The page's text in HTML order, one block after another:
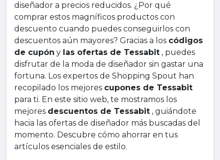
diseñador a precios reducidos. ¿Por qué
comprar estos magníficos productos con
descuento cuando puedes conseguirlos con
descuentos aún mayores? Gracias a los códigos
de cupón y las ofertas de Tessabit , puedes
disfrutar de la moda de diseñador sin gastar una
fortuna. Los expertos de Shopping Spout han
recopilado los mejores cupones de Tessabit
para ti. En este sitio web, te mostramos los
mejores descuentos de Tessabit , guiándote
hacia las ofertas de diseñador más buscadas del
momento. Descubre cómo ahorrar en tus
artículos esenciales de estilo.